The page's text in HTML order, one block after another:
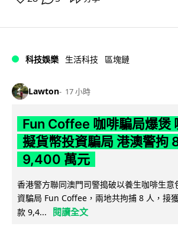
科技娛樂 生活科技 區塊鏈
Lawton 17 小時
Fun Coffee 咖啡騙局爆煲
擬貨幣投資騙局 港澳警拘
9,400 萬元
香港警方聯同澳門司警搗破以養生咖啡生意
資騙局 Fun Coffee，兩地共拘捕 8 人，接
款 9,4...
閱讀全文